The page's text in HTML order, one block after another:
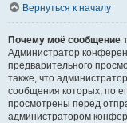
Вернуться к началу
Почему моё сообщение
Администратор
предварительного
также, что
сообщения которых, по
просмотрены перед
администратором